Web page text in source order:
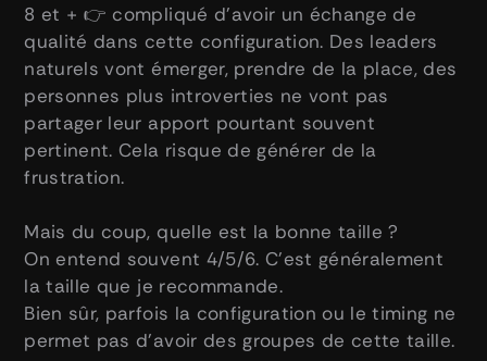
8 et + 👉 compliqué d’avoir un échange de
qualité dans cette configuration. Des leaders
naturels vont émerger, prendre de la place, des
personnes plus introverties ne vont pas
partager leur apport pourtant souvent
pertinent. Cela risque de générer de la
frustration.
Mais du coup, quelle est la bonne taille ?
On entend souvent 4/5/6. C’est généralement
la taille que je recommande.
Bien sûr, parfois la configuration ou le timing ne
permet pas d’avoir des groupes de cette taille.